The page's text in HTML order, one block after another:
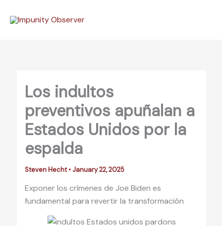
Los indultos
preventivos apuñalan a
Estados Unidos por la
espalda
Steven Hecht• January 22, 2025
Exponer los crímenes de Joe Biden es
fundamental para revertir la transformación